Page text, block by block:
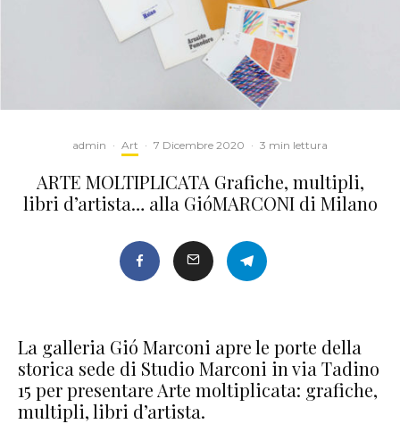
admin · Art · 7 Dicembre 2020 · 3 min lettura
ARTE MOLTIPLICATA Grafiche, multipli,
libri d’artista… alla GióMARCONI di Milano
La galleria Gió Marconi apre le porte della
storica sede di Studio Marconi in via Tadino
15 per presentare Arte moltiplicata: grafiche,
multipli, libri d’artista.